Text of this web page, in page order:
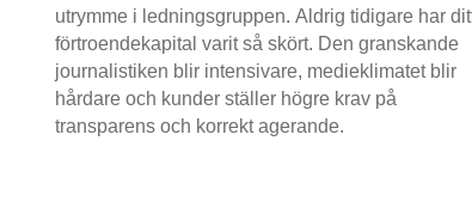
utrymme i ledningsgruppen. Aldrig tidigare har
förtroendekapital varit så skört. Den granskande
journalistiken blir intensivare, medieklimatet blir
hårdare och kunder ställer högre krav på
transparens och korrekt agerande.